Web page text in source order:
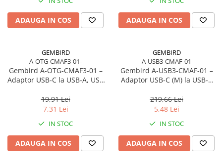
Imprimante Large Format Printer
(LFP)
Plottere & Scannere
Scannere
Scannere Documente
Caști & Microfoane
Microfoane & Reportofoane
Display & signage
Ecrane Digital Signage
Ecrane Touchscreen Digital Signage
Proiectoare
Proiectoare Business
Proiectoare Consumer
Memorii RAM
Memorii Laptop
Surse de alimentare
Surse de Alimentare PC
Ventilatoare & Sisteme de Răcire
Ventilatoare & Sisteme de Răcire
Accesorii componente
Hub-uri USB
Genți & Rucsacuri
Rucsacuri & Genți Laptop
Kit-uri Tastatura si Mouse
Prize cu Protecție
USB & Card Readers
Cititoare de Carduri Usb
ADAUGA IN COS ADAUGA IN COS
GEMBIRD
A-OTG-CMAF3-01-
Gembird A‑OTG‑CMAF3‑01 –
Adaptor USB‑C la USB‑A, USB
19,91 Lei
7,31 Lei
IN STOC
ADAUGA IN COS
GEMBIRD
A-USB3-CMAF-01
Gembird A‑USB3‑CMAF‑01 –
Adaptor USB‑C (M) la USB‑A
219,66 Lei
5,48 Lei
IN STOC
ADAUGA IN COS